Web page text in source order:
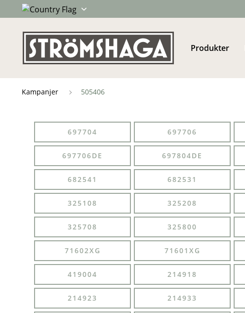
Produkter
Kampanjer 505406
697704 697706
697706DE 697804DE
682541 682531
325108 325208
325708 325800
71602XG 71601XG
419004 214918
214923 214933